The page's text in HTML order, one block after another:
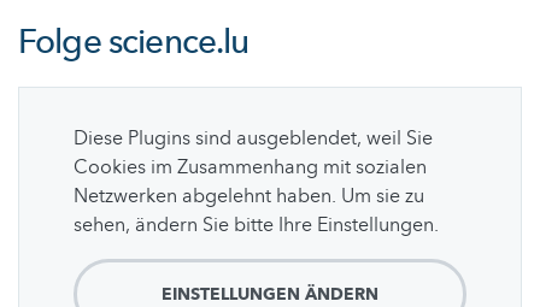
Folgescience.lu
Diese Plugins sind ausgeblendet, weil Sie
Cookies im Zusammenhang mit sozialen
Netzwerken abgelehnt haben. Um sie zu
sehen, ändern Sie bitte Ihre Einstellungen.
EINSTELLUNGEN ÄNDERN